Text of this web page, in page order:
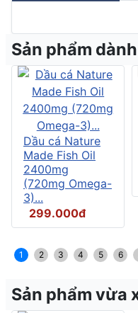
Sản phẩm
Dầu cá Nature
Made Fish Oil
2400mg
(720mg Omega-
3)...
299.000đ
1 2 3 4 5 6
Sản phẩm vừa